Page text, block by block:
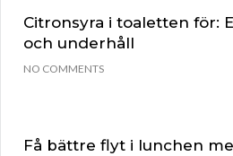
Citronsyra i toaletten för:
och underhåll
NO COMMENTS
Få bättre flyt i lunchen